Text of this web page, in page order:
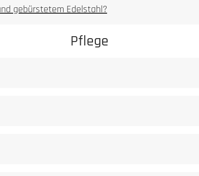
dieses ein Leben lang hält.
gebürstetem Edelstahl?
Pflege
Korrosionserscheinungen sind von der Gewährleistung